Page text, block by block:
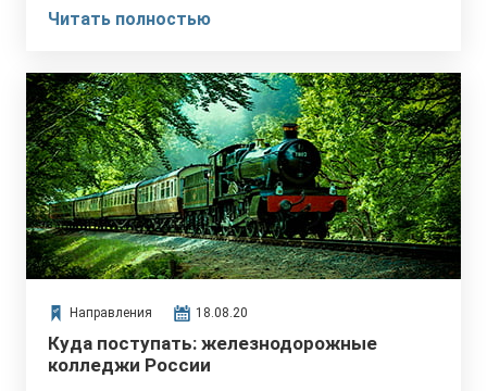
Читать полностью
Направления 18.08.20
Куда поступать: железнодорожные
колледжи России